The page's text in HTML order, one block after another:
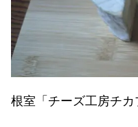
根室「チーズ工房チカ